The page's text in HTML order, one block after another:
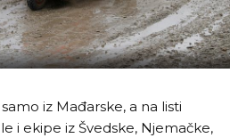
iz Mađarske, a na listi
i ekipe iz Švedske, Njemačke,